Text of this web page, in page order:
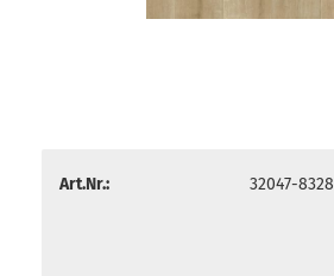
Art.Nr.: 32047-